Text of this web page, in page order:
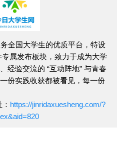
全国大学生的优质平台，特设
专属发布板块，致力于成为大学
经验交流的 “互动阵地” 与青春
份实践收获都被看见，每一份
https://jinridaxuesheng.com/?